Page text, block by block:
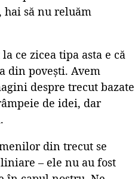
hai să nu reluăm
ce zicea tipa asta e că
din povești. Avem
despre trecut bazate
de idei, dar
din trecut se
– ele nu au fost